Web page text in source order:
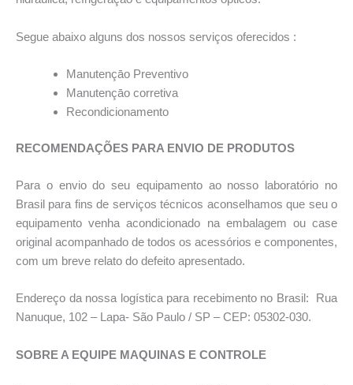
Segue abaixo alguns dos nossos serviços oferecidos :
Manutençāo Preventivo
Manutençāo corretiva
Recondicionamento
RECOMENDAÇÕES PARA ENVIO DE PRODUTOS
Para o envio do seu equipamento ao nosso laboratório no
Brasil para fins de serviços técnicos aconselhamos que seu o
equipamento venha acondicionado na embalagem ou case
original acompanhado de todos os acessórios e componentes,
com um breve relato do defeito apresentado.
Endereço da nossa logística para recebimento no Brasil: Rua
Nanuque, 102 – Lapa- São Paulo / SP – CEP: 05302-030.
SOBRE A EQUIPE MAQUINAS E CONTROLE